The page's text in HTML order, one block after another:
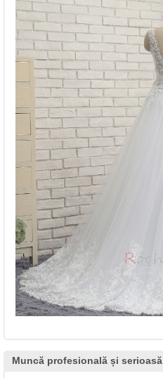
Muncă profesională și serioasă